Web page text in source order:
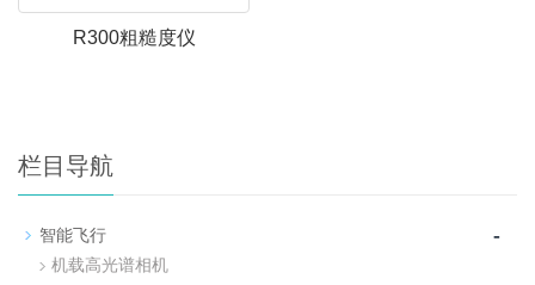
R300粗糙度仪
栏目导航
智能飞行 -
机载高光谱相机